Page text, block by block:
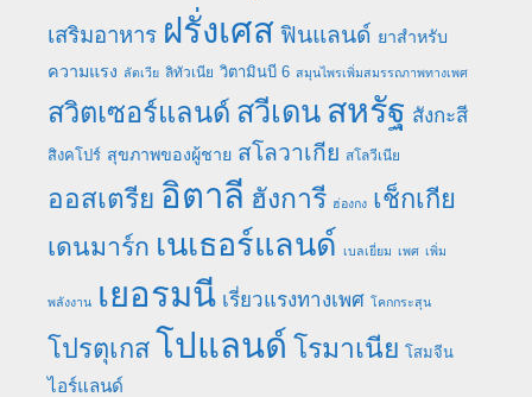
เสริมอาหาร ฝรั่งเศส ฟินแลนด์ ยาสำหรับ
ความแรง ลัตเวีย ลิทัวเนีย วิตามินบี 6 สมุนไพรเพิ่มสมรรถภาพทางเพศ
สวิตเซอร์แลนด์ สวีเดน สหรัฐ สังกะสี
สิงคโปร์ สุขภาพของผู้ชาย สโลวาเกีย สโลวีเนีย
ออสเตรีย อิตาลี ฮังการี ฮ่องกง เช็กเกีย
เดนมาร์ก เนเธอร์แลนด์ เบลเยี่ยม เพศ เพิ่ม
พลังงาน เยอรมนี เรี่ยวแรงทางเพศ โคกกระสุน
โปรตุเกส โปแลนด์ โรมาเนีย โสมจีน
ไอร์แลนด์